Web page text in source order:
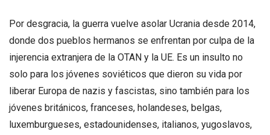
Por desgracia, la guerra vuelve asolar Ucrania desde 2014,
donde dos pueblos hermanos se enfrentan por culpa de la
injerencia extranjera de la OTAN y la UE. Es un insulto no
solo para los jóvenes soviéticos que dieron su vida por
liberar Europa de nazis y fascistas, sino también para los
jóvenes británicos, franceses, holandeses, belgas,
luxemburgueses, estadounidenses, italianos, yugoslavos,